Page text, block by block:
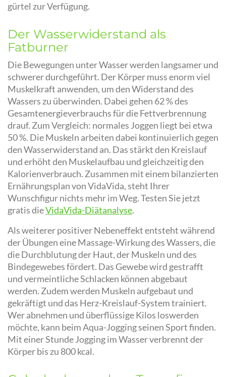
gürtel zur Verfügung.
Der Wasserwiderstand als
Fatburner
Die Bewegungen unter Wasser werden langsamer und
schwerer durchgeführt. Der Körper muss enorm viel
Muskelkraft anwenden, um den Widerstand des
Wassers zu überwinden. Dabei gehen 62 % des
Gesamtenergieverbrauchs für die Fettverbrennung
drauf. Zum Vergleich: normales Joggen liegt bei etwa
50 %. Die Muskeln arbeiten dabei kontinuierlich gegen
den Wasserwiderstand an. Das stärkt den Kreislauf
und erhöht den Muskelaufbau und gleichzeitig den
Kalorienverbrauch. Zusammen mit einem bilanzierten
Ernährungsplan von VidaVida, steht Ihrer
Wunschfigur nichts mehr im Weg. Testen Sie jetzt
gratis dieVidaVida-Diätanalyse.
Als weiterer positiver Nebeneffekt entsteht während
der Übungen eine Massage-Wirkung des Wassers, die
die Durchblutung der Haut, der Muskeln und des
Bindegewebes fördert. Das Gewebe wird gestrafft
und vermeintliche Schlacken können abgebaut
werden. Zudem werden Muskeln aufgebaut und
gekräftigt und das Herz-Kreislauf-System trainiert.
Wer abnehmen und überflüssige Kilos loswerden
möchte, kann beim Aqua-Jogging seinen Sport finden.
Mit einer Stunde Jogging im Wasser verbrennt der
Körper bis zu 800 kcal.